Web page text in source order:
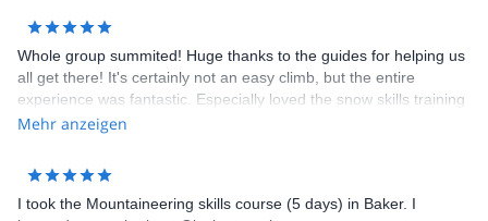
Whole group summited! Huge thanks to the guides for helping us
all get there! It's certainly not an easy climb, but the entire
experience was fantastic. Especially loved the snow skills training
on the second day. Lots of fun was had practicing the self arrest
confidence builder to see that I wasn’t going to take the entire
team down if I fell The lead guide (Glen) was fabulous. You can
tell he really enjoys sharing his passion for the outdoors with the
Mehr anzeigen
I took the Mountaineering skills course (5 days) in Baker. I